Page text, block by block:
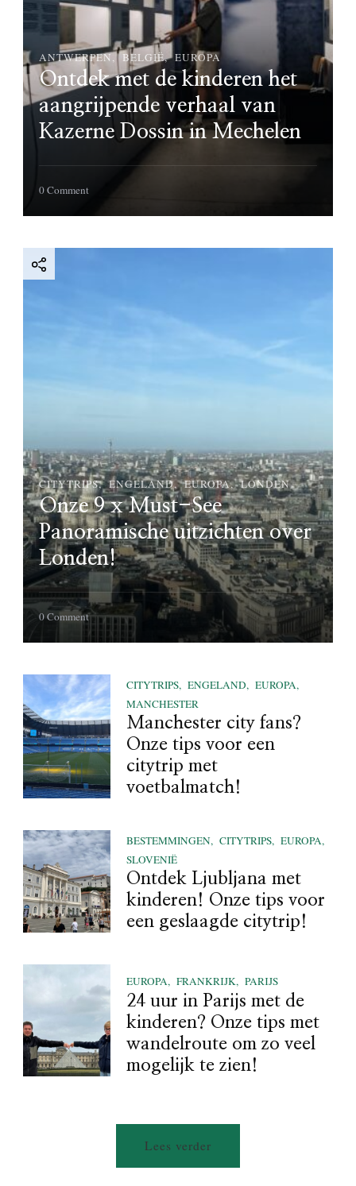
ANTWERPEN BELGIË EUROPA
Ontdek met de kinderen het
aangrijpende verhaal van
Kazerne Dossin in Mechelen
0 Commenton
CITYTRIPS ENGELAND EUROPA LONDEN
Onze 9 x Must-See
Panoramische uitzichten over
Londen!
0 Commenton
Onze
Must-
See
Panoramische
uitzichten
over
Londen!
CITYTRIPS ENGELAND
EUROPA
MANCHESTER
Manchester city fans?
Onze tips voor een
citytrip met
voetbalmatch!
BESTEMMINGEN CITYTRIPS
EUROPA
SLOVENIË
Ontdek Ljubljana met
kinderen! Onze tips voor
een geslaagde citytrip!
EUROPA FRANKRIJK PARIJS
24 uur in Parijs met de
kinderen? Onze tips met
wandelroute om zo veel
mogelijk te zien!
Lees verder